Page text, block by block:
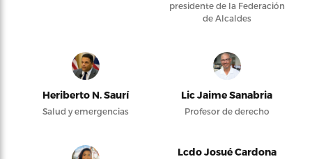
presidente de la Federación
de Alcaldes
Heriberto N. Saurí
Salud y emergencias
Lic Jaime Sanabria
Profesor de derecho
Lcdo Josué Cardona